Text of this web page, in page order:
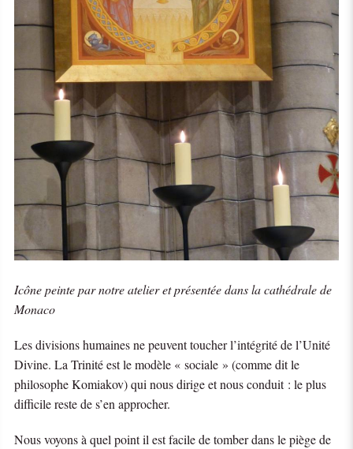
Icône peinte par notre atelier et présentée dans la cathédrale de
Monaco
Les divisions humaines ne peuvent toucher l’intégrité de l’Unité
Divine. La Trinité est le modèle « sociale » (comme dit le
philosophe Komiakov) qui nous dirige et nous conduit : le plus
difficile reste de s’en approcher.
Nous voyons à quel point il est facile de tomber dans le piège de